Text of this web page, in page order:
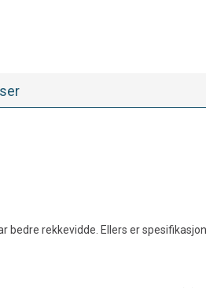
rekkevidde. Ellers er